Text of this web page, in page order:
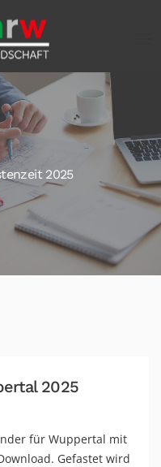
2025
2025
für Wuppertal mit
Gefastet wird